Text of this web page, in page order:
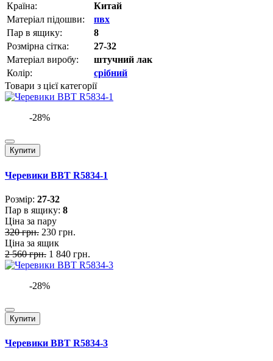
Країна:
Китай
Матеріал підошви:
пвх
Пар в ящику:
8
Розмірна сітка:
27-32
Матеріал виробу:
штучний лак
Колір:
срібний
Товари з цієї категорії
-28%
Купити
Черевики BBT R5834-1
Розмiр: 27-32
Пар в ящику: 8
Ціна за пару
320 грн. 230 грн.
Ціна за ящик
2 560 грн. 1 840 грн.
-28%
Купити
Черевики BBT R5834-3